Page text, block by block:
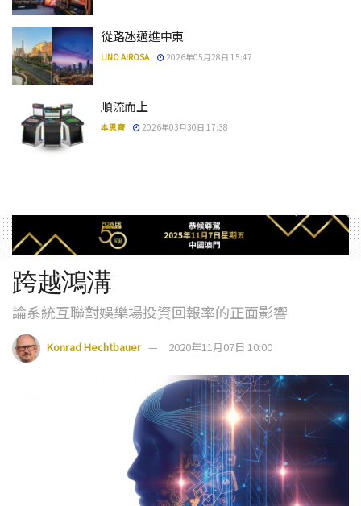
從路氹邁進中東
LINO AIROSA 2026年05月28日 15:47
順流而上
本思齊 2026年03月30日 17:38
跨越鴻溝
論系統互聯對娛樂場投資回報率的正面影響
Konrad Hechtbauer 2020年11月07日 10:00